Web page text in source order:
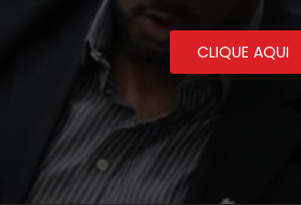
CLIQUE AQUI